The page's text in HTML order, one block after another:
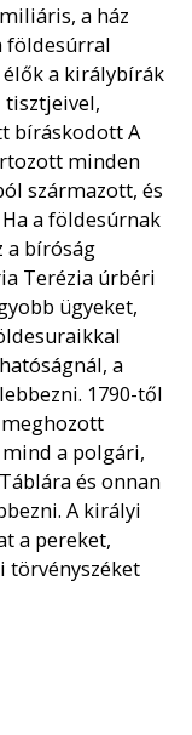
a ház
földesúrral
a királybírák
tisztjeivel,
bíráskodott A
minden
származott, és
a földesúrnak
a bíróság
Terézia úrbéri
ügyeket,
a
1790-től
a polgári,
és onnan
A királyi
a pereket,
törvényszéket